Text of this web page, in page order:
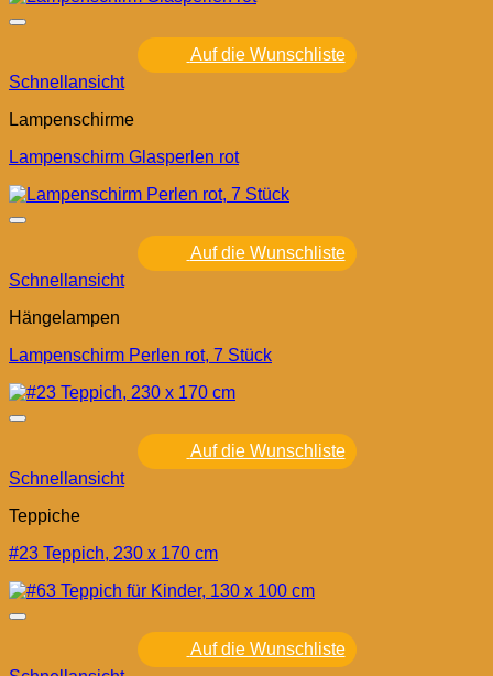
Auf die Wunschliste
Schnellansicht
Lampenschirme
Lampenschirm Glasperlen rot
Auf die Wunschliste
Schnellansicht
Hängelampen
Lampenschirm Perlen rot, 7 Stück
Auf die Wunschliste
Schnellansicht
Teppiche
#23 Teppich, 230 x 170 cm
Auf die Wunschliste